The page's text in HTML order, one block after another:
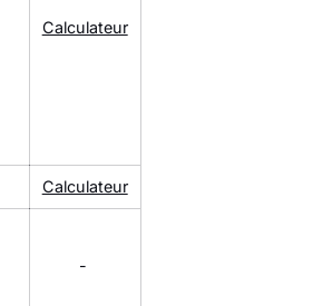
Calculateur
Calculateur
-